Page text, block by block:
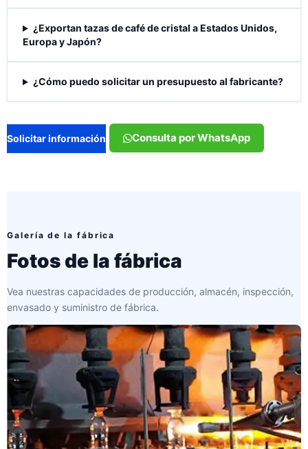
¿Exportan tazas de café de cristal a Estados Unidos,
Europa y Japón?
¿Cómo puedo solicitar un presupuesto al fabricante?
Solicitar información Consulta por WhatsApp
Galería de la fábrica
Fotos de la fábrica
Vea nuestras capacidades de producción, almacén, inspección,
envasado y suministro de fábrica.